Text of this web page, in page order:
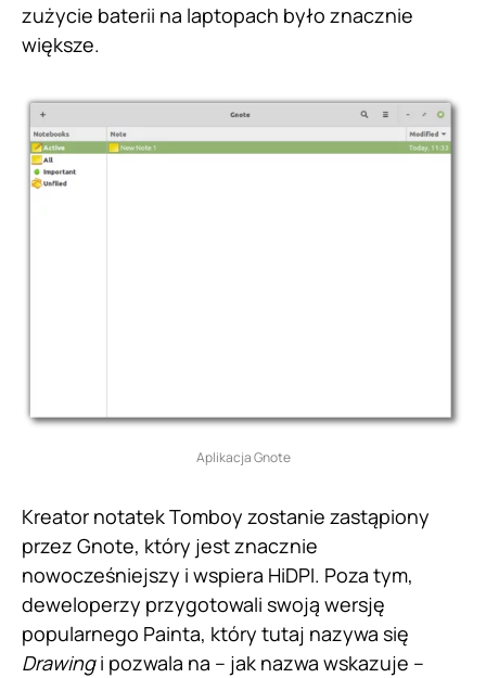
zużycie baterii na laptopach było znacznie
większe.
Aplikacja Gnote
Kreator notatek Tomboy zostanie zastąpiony
przez Gnote, który jest znacznie
nowocześniejszy i wspiera HiDPI. Poza tym,
deweloperzy przygotowali swoją wersję
popularnego Painta, który tutaj nazywa się
Drawingi pozwala na – jak nazwa wskazuje –